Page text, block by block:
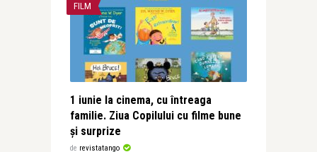
FILM
1 iunie la cinema, cu întreaga
familie. Ziua Copilului cu filme bune
și surprize
de revistatango